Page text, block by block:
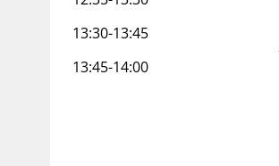
13:30-13:45
13:45-14:00